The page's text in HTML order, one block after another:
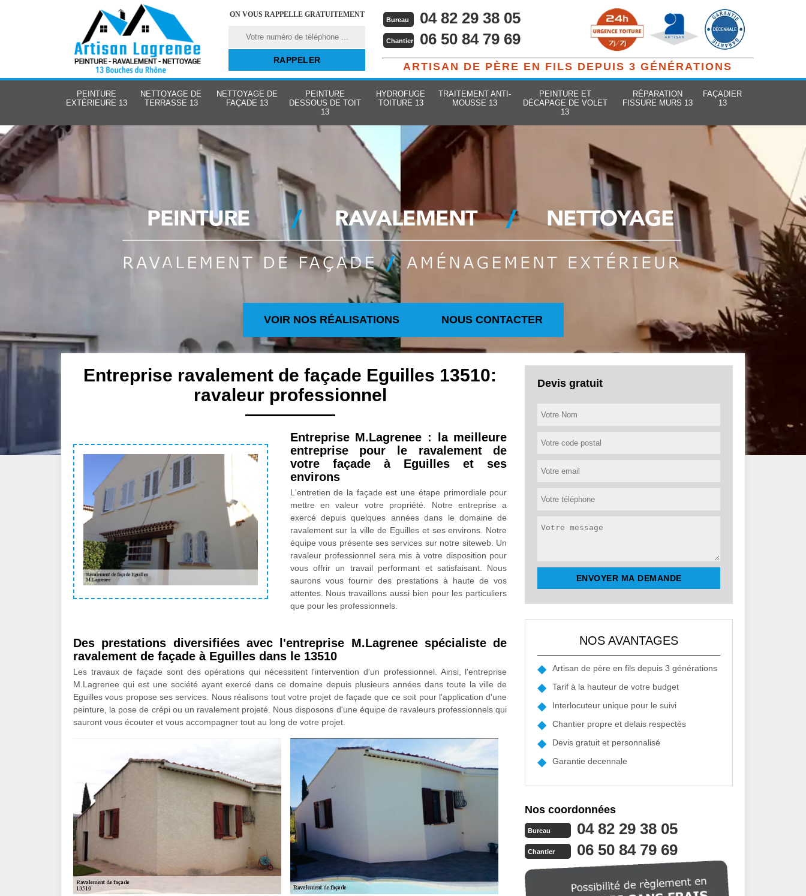
ON VOUS RAPPELLE GRATUITEMENT
Bureau 04 82 29 38 05
Chantier 06 50 84 79 69
ARTISAN DE PÈRE EN FILS DEPUIS 3 GÉNÉRATIONS
PEINTURE
EXTÉRIEURE 13
NETTOYAGE DE
TERRASSE 13
NETTOYAGE DE
FAÇADE 13
PEINTURE
DESSOUS DE TOIT
13
HYDROFUGE
TOITURE 13
TRAITEMENT ANTI-
MOUSSE 13
PEINTURE ET
DÉCAPAGE DE VOLET
13
RÉPARATION
FISSURE MURS 13
FAÇADIER
13
VOIR NOS RÉALISATIONS NOUS CONTACTER
Entreprise ravalement de façade Eguilles 13510:
ravaleur professionnel
Entreprise M.Lagrenee : la meilleure
entreprise pour le ravalement de
votre façade à Eguilles et ses
environs
L'entretien de la façade est une étape primordiale pour
mettre en valeur votre propriété. Notre entreprise a
exercé depuis quelques années dans le domaine de
ravalement sur la ville de Eguilles et ses environs. Notre
équipe vous présente ses services sur notre siteweb. Un
ravaleur professionnel sera mis à votre disposition pour
vous offrir un travail performant et satisfaisant. Nous
saurons vous fournir des prestations à haute de vos
attentes. Nous travaillons aussi bien pour les particuliers
que pour les professionnels.
Des prestations diversifiées avec l'entreprise M.Lagrenee spécialiste de
ravalement de façade à Eguilles dans le 13510
Les travaux de façade sont des opérations qui nécessitent l'intervention d'un professionnel. Ainsi, l'entreprise
M.Lagrenee qui est une société ayant exercé dans ce domaine depuis plusieurs années dans toute la ville de
Eguilles vous propose ses services. Nous réalisons tout votre projet de façade que ce soit pour l'application d'une
peinture, la pose de crépi ou un ravalement projeté. Nous disposons d'une équipe de ravaleurs professionnels qui
sauront vous écouter et vous accompagner tout au long de votre projet.
Devis gratuit
NOS AVANTAGES
Artisan de père en fils depuis 3 générations
Tarif à la hauteur de votre budget
Interlocuteur unique pour le suivi
Chantier propre et delais respectés
Devis gratuit et personnalisé
Garantie decennale
Nos coordonnées
Bureau 04 82 29 38 05
Chantier 06 50 84 79 69